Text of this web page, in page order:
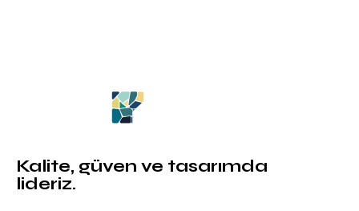
Kalite, güven ve tasarımda
lideriz.